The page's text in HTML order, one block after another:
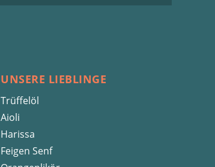
UNSERE LIEBLINGE
Trüffelöl
Aioli
Harissa
Feigen Senf